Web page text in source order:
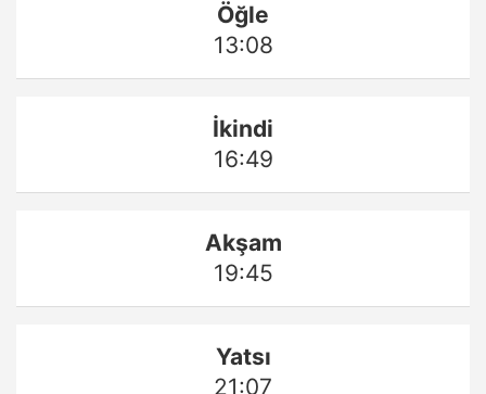
Öğle
13:08
İkindi
16:49
Akşam
19:45
Yatsı
21:07